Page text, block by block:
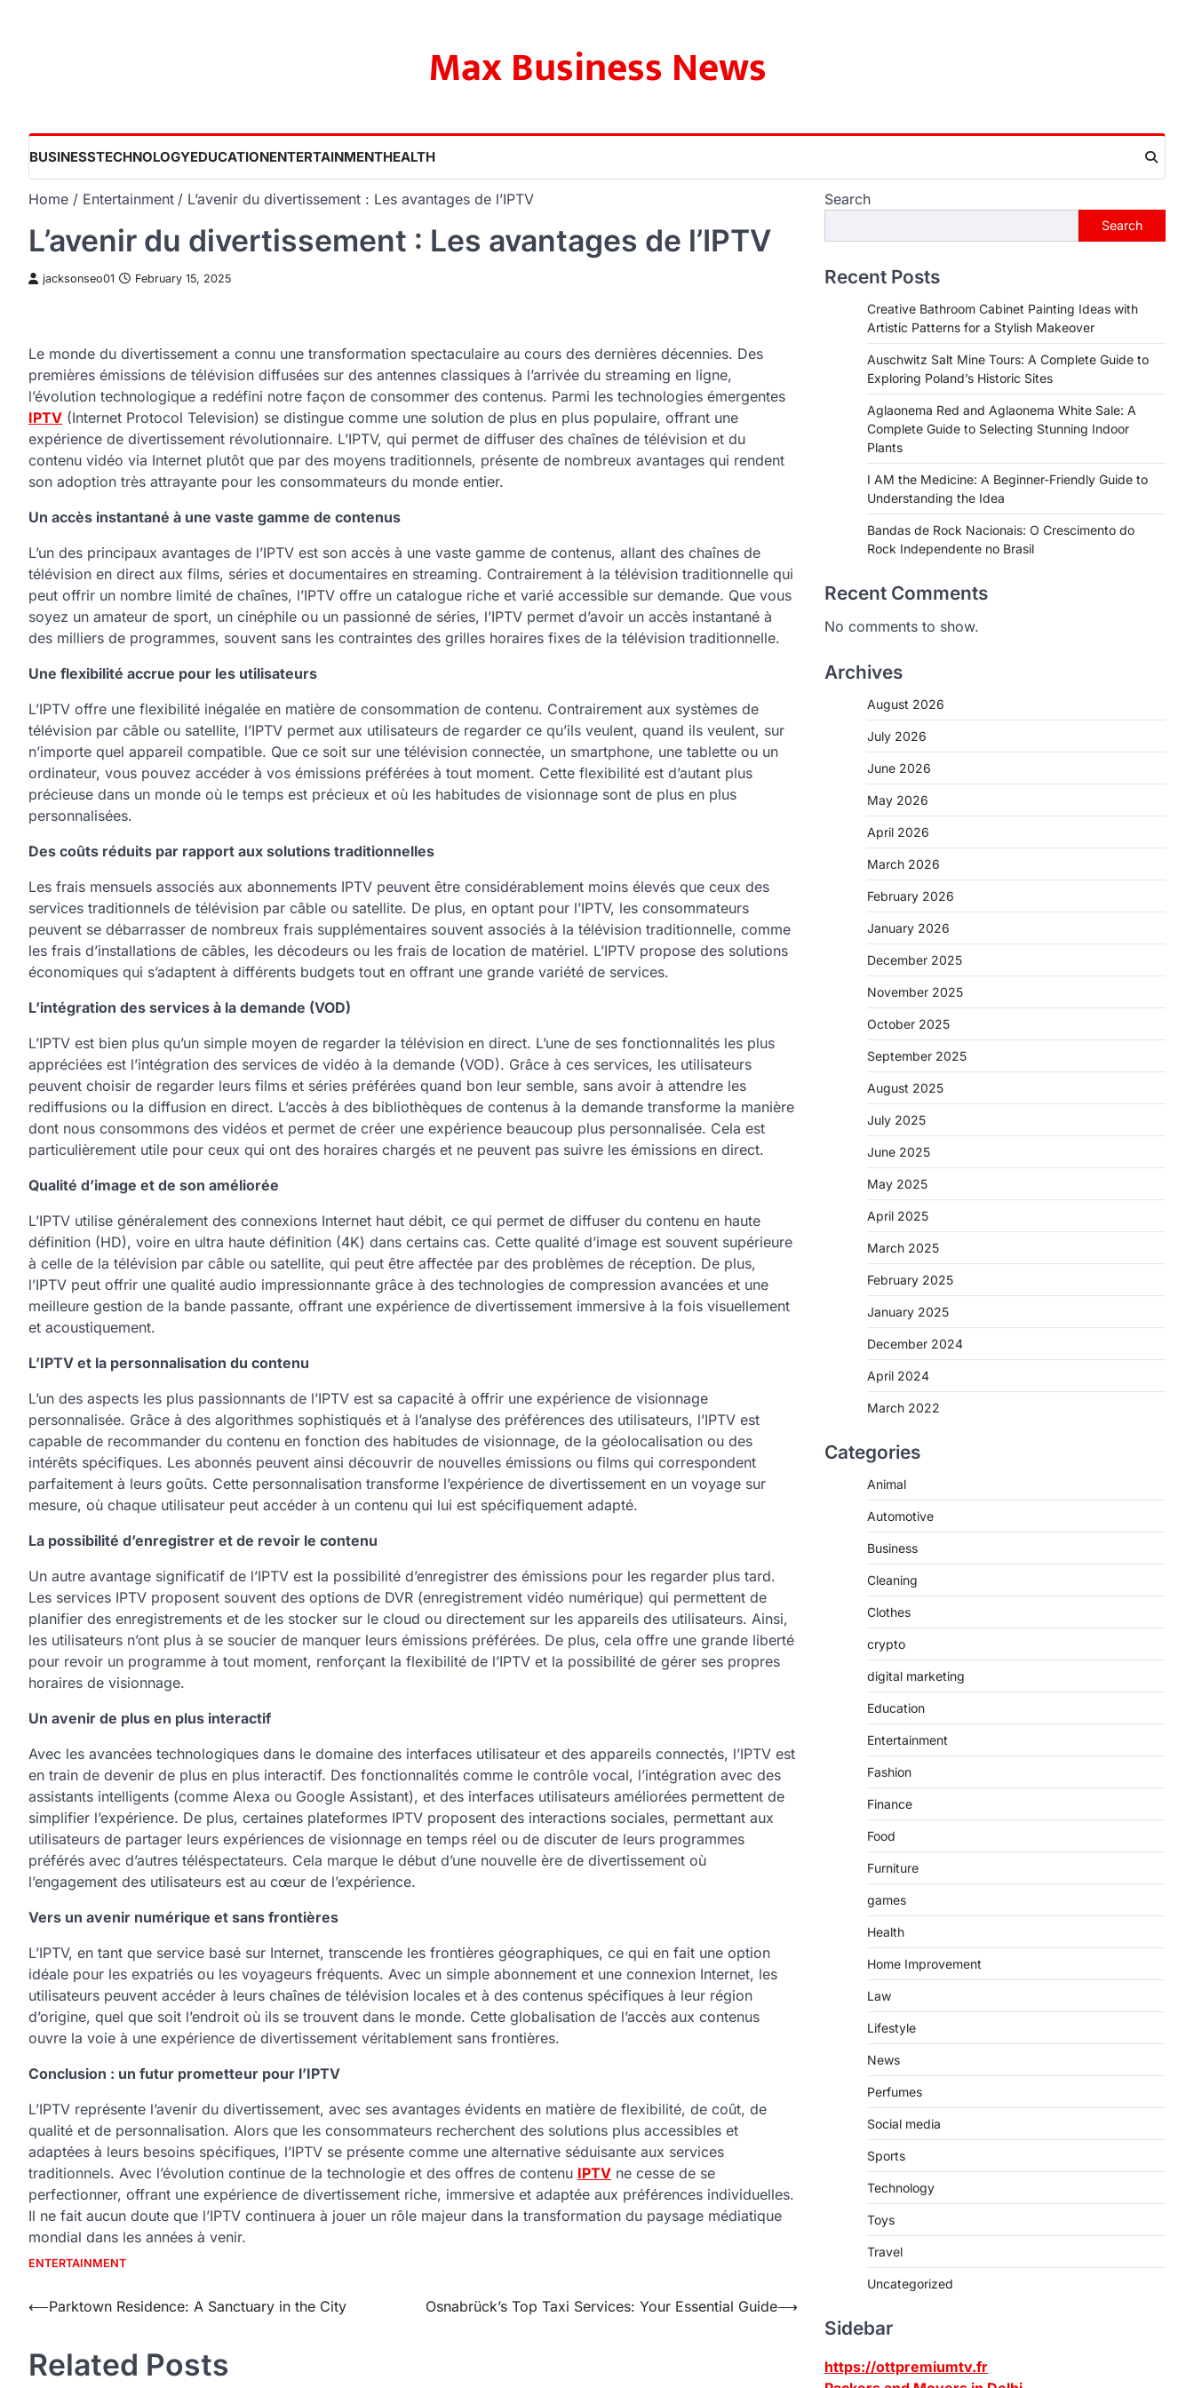
Max Business News
BUSINESSTECHNOLOGYEDUCATIONENTERTAINMENTHEALTH
Home Entertainment L’avenir du divertissement : Les avantages de l’IPTV
L’avenir du divertissement : Les avantages de l’IPTV
jacksonseo01 February 15, 2025
Le monde du divertissement a connu une transformation spectaculaire au cours des dernières décennies. Des
premières émissions de télévision diffusées sur des antennes classiques à l’arrivée du streaming en ligne,
l’évolution technologique a redéfini notre façon de consommer des contenus. Parmi les technologies émergentes
IPTV (Internet Protocol Television) se distingue comme une solution de plus en plus populaire, offrant une
expérience de divertissement révolutionnaire. L’IPTV, qui permet de diffuser des chaînes de télévision et du
contenu vidéo via Internet plutôt que par des moyens traditionnels, présente de nombreux avantages qui rendent
son adoption très attrayante pour les consommateurs du monde entier.
Un accès instantané à une vaste gamme de contenus
L’un des principaux avantages de l’IPTV est son accès à une vaste gamme de contenus, allant des chaînes de
télévision en direct aux films, séries et documentaires en streaming. Contrairement à la télévision traditionnelle qui
peut offrir un nombre limité de chaînes, l’IPTV offre un catalogue riche et varié accessible sur demande. Que vous
soyez un amateur de sport, un cinéphile ou un passionné de séries, l’IPTV permet d’avoir un accès instantané à
des milliers de programmes, souvent sans les contraintes des grilles horaires fixes de la télévision traditionnelle.
Une flexibilité accrue pour les utilisateurs
L’IPTV offre une flexibilité inégalée en matière de consommation de contenu. Contrairement aux systèmes de
télévision par câble ou satellite, l’IPTV permet aux utilisateurs de regarder ce qu’ils veulent, quand ils veulent, sur
n’importe quel appareil compatible. Que ce soit sur une télévision connectée, un smartphone, une tablette ou un
ordinateur, vous pouvez accéder à vos émissions préférées à tout moment. Cette flexibilité est d’autant plus
précieuse dans un monde où le temps est précieux et où les habitudes de visionnage sont de plus en plus
personnalisées.
Des coûts réduits par rapport aux solutions traditionnelles
Les frais mensuels associés aux abonnements IPTV peuvent être considérablement moins élevés que ceux des
services traditionnels de télévision par câble ou satellite. De plus, en optant pour l’IPTV, les consommateurs
peuvent se débarrasser de nombreux frais supplémentaires souvent associés à la télévision traditionnelle, comme
les frais d’installations de câbles, les décodeurs ou les frais de location de matériel. L’IPTV propose des solutions
économiques qui s’adaptent à différents budgets tout en offrant une grande variété de services.
L’intégration des services à la demande (VOD)
L’IPTV est bien plus qu’un simple moyen de regarder la télévision en direct. L’une de ses fonctionnalités les plus
appréciées est l’intégration des services de vidéo à la demande (VOD). Grâce à ces services, les utilisateurs
peuvent choisir de regarder leurs films et séries préférées quand bon leur semble, sans avoir à attendre les
rediffusions ou la diffusion en direct. L’accès à des bibliothèques de contenus à la demande transforme la manière
dont nous consommons des vidéos et permet de créer une expérience beaucoup plus personnalisée. Cela est
particulièrement utile pour ceux qui ont des horaires chargés et ne peuvent pas suivre les émissions en direct.
Qualité d’image et de son améliorée
L’IPTV utilise généralement des connexions Internet haut débit, ce qui permet de diffuser du contenu en haute
définition (HD), voire en ultra haute définition (4K) dans certains cas. Cette qualité d’image est souvent supérieure
à celle de la télévision par câble ou satellite, qui peut être affectée par des problèmes de réception. De plus,
l’IPTV peut offrir une qualité audio impressionnante grâce à des technologies de compression avancées et une
meilleure gestion de la bande passante, offrant une expérience de divertissement immersive à la fois visuellement
et acoustiquement.
L’IPTV et la personnalisation du contenu
L’un des aspects les plus passionnants de l’IPTV est sa capacité à offrir une expérience de visionnage
personnalisée. Grâce à des algorithmes sophistiqués et à l’analyse des préférences des utilisateurs, l’IPTV est
capable de recommander du contenu en fonction des habitudes de visionnage, de la géolocalisation ou des
intérêts spécifiques. Les abonnés peuvent ainsi découvrir de nouvelles émissions ou films qui correspondent
parfaitement à leurs goûts. Cette personnalisation transforme l’expérience de divertissement en un voyage sur
mesure, où chaque utilisateur peut accéder à un contenu qui lui est spécifiquement adapté.
La possibilité d’enregistrer et de revoir le contenu
Un autre avantage significatif de l’IPTV est la possibilité d’enregistrer des émissions pour les regarder plus tard.
Les services IPTV proposent souvent des options de DVR (enregistrement vidéo numérique) qui permettent de
planifier des enregistrements et de les stocker sur le cloud ou directement sur les appareils des utilisateurs. Ainsi,
les utilisateurs n’ont plus à se soucier de manquer leurs émissions préférées. De plus, cela offre une grande liberté
pour revoir un programme à tout moment, renforçant la flexibilité de l’IPTV et la possibilité de gérer ses propres
horaires de visionnage.
Un avenir de plus en plus interactif
Avec les avancées technologiques dans le domaine des interfaces utilisateur et des appareils connectés, l’IPTV est
en train de devenir de plus en plus interactif. Des fonctionnalités comme le contrôle vocal, l’intégration avec des
assistants intelligents (comme Alexa ou Google Assistant), et des interfaces utilisateurs améliorées permettent de
simplifier l’expérience. De plus, certaines plateformes IPTV proposent des interactions sociales, permettant aux
utilisateurs de partager leurs expériences de visionnage en temps réel ou de discuter de leurs programmes
préférés avec d’autres téléspectateurs. Cela marque le début d’une nouvelle ère de divertissement où
l’engagement des utilisateurs est au cœur de l’expérience.
Vers un avenir numérique et sans frontières
L’IPTV, en tant que service basé sur Internet, transcende les frontières géographiques, ce qui en fait une option
idéale pour les expatriés ou les voyageurs fréquents. Avec un simple abonnement et une connexion Internet, les
utilisateurs peuvent accéder à leurs chaînes de télévision locales et à des contenus spécifiques à leur région
d’origine, quel que soit l’endroit où ils se trouvent dans le monde. Cette globalisation de l’accès aux contenus
ouvre la voie à une expérience de divertissement véritablement sans frontières.
Conclusion : un futur prometteur pour l’IPTV
L’IPTV représente l’avenir du divertissement, avec ses avantages évidents en matière de flexibilité, de coût, de
qualité et de personnalisation. Alors que les consommateurs recherchent des solutions plus accessibles et
adaptées à leurs besoins spécifiques, l’IPTV se présente comme une alternative séduisante aux services
traditionnels. Avec l’évolution continue de la technologie et des offres de contenu IPTV ne cesse de se
perfectionner, offrant une expérience de divertissement riche, immersive et adaptée aux préférences individuelles.
Il ne fait aucun doute que l’IPTV continuera à jouer un rôle majeur dans la transformation du paysage médiatique
mondial dans les années à venir.
ENTERTAINMENT
Post
⟵Parktown Residence: A Sanctuary in the City Osnabrück’s Top Taxi Services: Your Essential Guide⟶
Related Posts
Search
Search
Recent Posts
Creative Bathroom Cabinet Painting Ideas with
Artistic Patterns for a Stylish Makeover
Auschwitz Salt Mine Tours: A Complete Guide to
Exploring Poland’s Historic Sites
Aglaonema Red and Aglaonema White Sale: A
Complete Guide to Selecting Stunning Indoor
Plants
I AM the Medicine: A Beginner-Friendly Guide to
Understanding the Idea
Bandas de Rock Nacionais: O Crescimento do
Rock Independente no Brasil
Recent Comments
No comments to show.
Archives
August 2026
July 2026
June 2026
May 2026
April 2026
March 2026
February 2026
January 2026
December 2025
November 2025
October 2025
September 2025
August 2025
July 2025
June 2025
May 2025
April 2025
March 2025
February 2025
January 2025
December 2024
April 2024
March 2022
Categories
Animal
Automotive
Business
Cleaning
Clothes
crypto
digital marketing
Education
Entertainment
Fashion
Finance
Food
Furniture
games
Health
Home Improvement
Law
Lifestyle
News
Perfumes
Social media
Sports
Technology
Toys
Travel
Uncategorized
Sidebar
https://ottpremiumtv.fr